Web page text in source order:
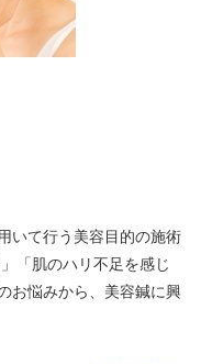
いて行う美容目的の施術
「肌のハリ不足を感じ
お悩みから、美容鍼に興